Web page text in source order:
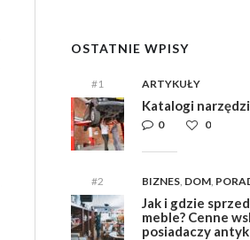
OSTATNIE WPISY
#1 ARTYKUŁY
Katalogi
0
0
#2 BIZNES, DOM,
Jak i gdzie
meble? Cenne
posiadaczy